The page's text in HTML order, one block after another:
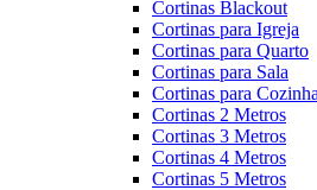
Cortinas Blackout
Cortinas para Igreja
Cortinas para Quarto
Cortinas para Sala
Cortinas para Cozinha
Cortinas 2 Metros
Cortinas 3 Metros
Cortinas 4 Metros
Cortinas 5 Metros